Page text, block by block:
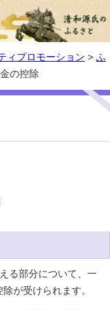
ィプロモーション > ふ
の控除
る部分について、一
が受けられます。